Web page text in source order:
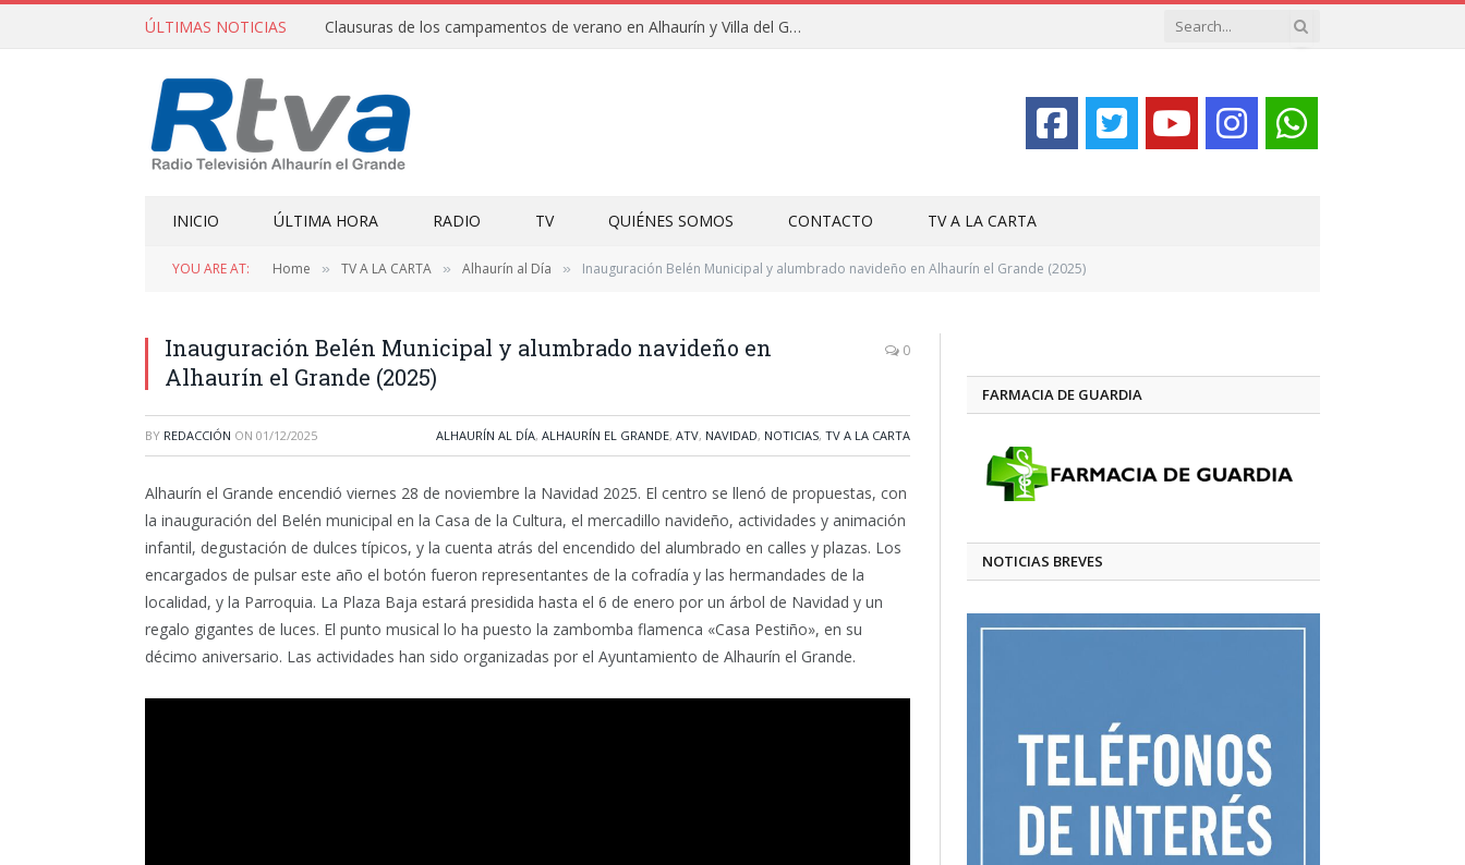
ÚLTIMAS NOTICIAS Clausuras de los campamentos de verano en Alhaurín y Villa del Guadalhorce 2026
INICIO ÚLTIMA HORA RADIO TV QUIÉNES SOMOS CONTACTO TV A LA CARTA
YOU ARE AT: Home » TV A LA CARTA » Alhaurín al Día » Inauguración Belén Municipal y alumbrado navideño en Alhaurín el Grande (2025)
Inauguración Belén Municipal y alumbrado navideño en
Alhaurín el Grande (2025)
0
BY REDACCIÓN ON 01/12/2025 ALHAURÍN AL DÍA, ALHAURÍN EL GRANDE, ATV, NAVIDAD, NOTICIAS, TV A LA CARTA
Alhaurín el Grande encendió viernes 28 de noviembre la Navidad 2025. El centro se llenó de propuestas, con
la inauguración del Belén municipal en la Casa de la Cultura, el mercadillo navideño, actividades y animación
infantil, degustación de dulces típicos, y la cuenta atrás del encendido del alumbrado en calles y plazas. Los
encargados de pulsar este año el botón fueron representantes de la cofradía y las hermandades de la
localidad, y la Parroquia. La Plaza Baja estará presidida hasta el 6 de enero por un árbol de Navidad y un
regalo gigantes de luces. El punto musical lo ha puesto la zambomba flamenca «Casa Pestiño», en su
décimo aniversario. Las actividades han sido organizadas por el Ayuntamiento de Alhaurín el Grande.
FARMACIA DE GUARDIA
NOTICIAS BREVES